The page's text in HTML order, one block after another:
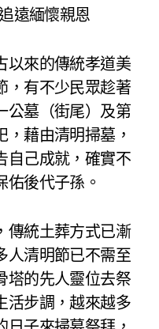
遠緬懷親恩
以來的傳統孝道美
，有不少民眾趁著
公墓（街尾）及第
藉由清明掃墓，
自己成就，確實不
佑後代子孫。
傳統土葬方式已漸
人清明節已不需至
塔的先人靈位去祭
活步調，越來越多